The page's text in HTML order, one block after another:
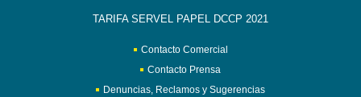
TARIFA SERVEL PAPEL DCCP 2021
Contacto Comercial
Contacto Prensa
Denuncias, Reclamos y Sugerencias